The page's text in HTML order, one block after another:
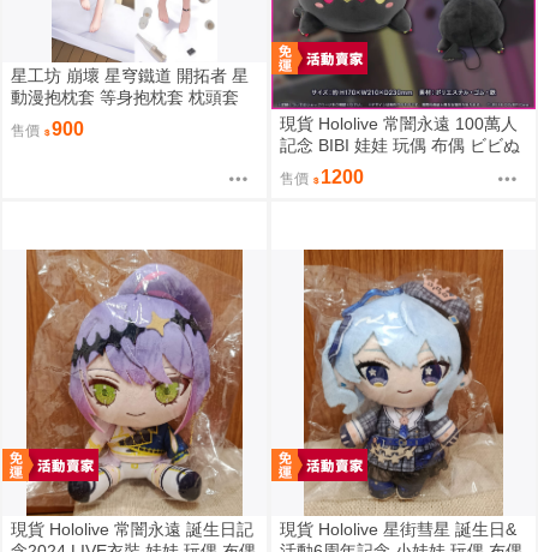
星工坊 崩壞 星穹鐵道 開拓者 星
動漫抱枕套 等身抱枕套 枕頭套
售價 900
現貨 Hololive 常闇永遠 100萬人
記念 BIBI 娃娃 玩偶 布偶 ビビぬ
いぐるみ 常闇トワ 100万人記念
100萬
售價 1200
現貨 Hololive 常闇永遠 誕生日記
現貨 Hololive 星街彗星 誕生日&